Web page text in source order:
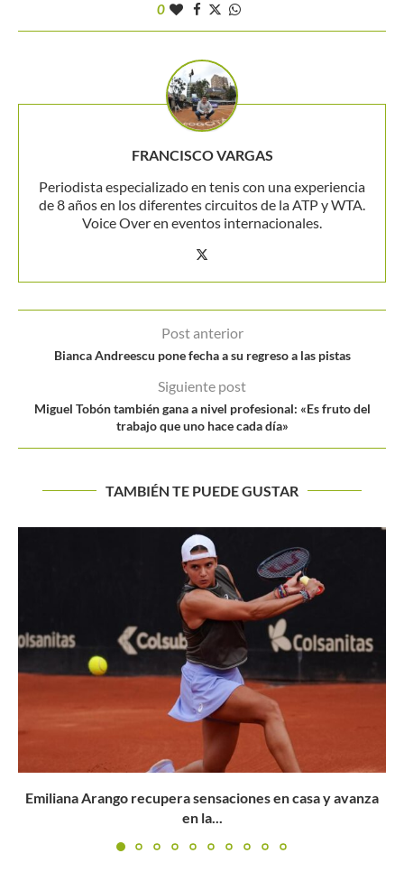
0
FRANCISCO VARGAS
Periodista especializado en tenis con una experiencia
de 8 años en los diferentes circuitos de la ATP y WTA.
Voice Over en eventos internacionales.
Post anterior
Bianca Andreescu pone fecha a su regreso a las pistas
Siguiente post
Miguel Tobón también gana a nivel profesional: «Es fruto del
trabajo que uno hace cada día»
TAMBIÉN TE PUEDE GUSTAR
Podoroska cierra una nefasta jornada para el tenis
suramericano en...